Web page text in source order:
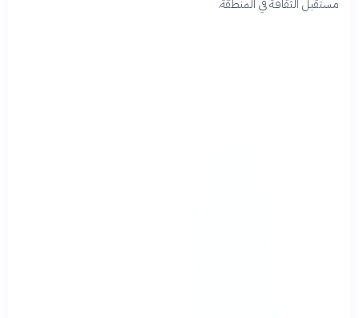
مستقبل الثقافة في المنطقة.